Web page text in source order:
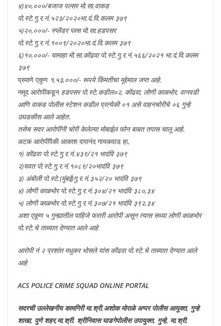
४)४०,०००/बजाज पल्सर मो.सा.वाकड
पो.स्टे.गु.र.नं.५२३/२०२०भा.दं.वि.कलम ३७९
५)२०,०००/- स्प्लेंडर प्लस मो.सा.हडपसर
पो.स्टे.गु.र.नं.१००९/२०२०भा.दं.वि.कलम ३७९
६)१०,०००/- यामाहा मो.सा.कोंढवा पो.स्टे.गु.र.नं.५६६/२०२१ भा.दं.वि.कलम
३७९
प्रमाणे एकुण १,५३,०००/- रूपये किंमतीचा मूद्देमाल जप्त आहे.
नमूद आरोपींकडून हडपसर पो.स्टे.कडील०२, कोंढवा, लोणी काळभोर, वानवडी
आणि वाकड पोलीस स्टेशन कडील प्रत्येकी ०१ असे वाहनचोरीचे ०६ गुन्हे
उघडकीस आले आहेत.
तसेच सदर आरोपींनी चोरी केलेल्या मोबाईल फोन बाबत तपास चालू आहे.
अटक आरोपींपैकी आकाश दयानंद गायकवाड हा,
१) कोंढवा पो.स्टे.गु.र.नं.४३९/२१ भादंवि ३७९
२)यवत पो.स्टे.गु.र.नं.१०८९/२०भादंवि ३७९
३) अंबोली पो.स्टे.(मुंबई)गु.र.नं.३५२/२० भादंवि ३७९
४) लोणी काळभोर पो.स्टे.गु.र.नं.३०४/२१ भादंवि ३८०,३४
५) लोणी काळभोर पो.स्टे.गु.र.नं.३०७/२१ भादंवि ३९२,३४
अशा एकूण ५ गुन्ह्यातील पाहिजे फरारी आरोपी असून त्यास सध्या लोणी काळभोर
पो.स्टे.चे ताब्यात देण्यात आले आहे
आरोपी नं २ प्रशांत मधुकर भोसले यांस कोंढवा पो.स्टे.चे ताब्यात देण्यात आले
आहे
ACS POLICE CRIME SQUAD ONLINE PORTAL
सदरची उल्लेखनीय कामगिरी मा.श्री.अशोक मोराळे अप्पर पोलीस आयुक्त, गुन्हे
शाखा, पुणे शहर,मा.श्री. श्रीनिवास घाडगेपोलीस उपायुक्त, गुन्हे, मा.श्री.